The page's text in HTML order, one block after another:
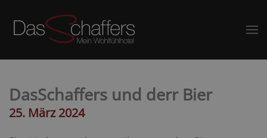
DasSchaffers und derr Bier
25. März 2024